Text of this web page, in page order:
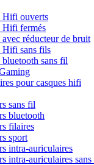
Hifi ouverts
Hifi fermés
avec réducteur de bruit
Hifi sans fils
bluetooth sans fil
pour casques hifi
sans fil
bluetooth
filaires
sport
intra-auriculaires
intra-auriculaires